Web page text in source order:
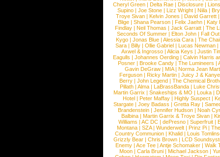
Cheryl Green |Delta Rae |Disclosure |
Supino |Joe Stone |Lizz Wright |Niila |
Troye Sivan | Kelvin Jones | David Garrett
Blige | Shana Pearson | Felix Jaehn | Katy
Findlay |Neil Thomas |Jack Garratt |The
Seconds Of Summer |Elton John |Fall
Kygo |Jonas Blue |Alessia Cara |The
Sara |Billy |Ollie Gabriel |Lucas Newman |
Axwel & Ingrosso | Alicia Keys | Justin
Eagulls |Johannes Oerding |Calvin Harris
Posner |Brooke Candy |The Lumineers |
Gavin DeGraw | MIA| Norma Jean
Ferguson | Ricky Martin | Juicy J &
Berry | John Legend | The Chemical
Pillath |Alma |LaBrassBanda |Luke
Martin Garrix | Snakeships & MO | Louka |
Hotel | Peter Maffay | Highly Suspect |
Stargate |Joey Badass |Gretta Ray |
Brandenstein |Jennifer Hudson |Noah
Balbina | Martin Garrix & Troye Sivan |
Williams |AC DC |dePresno |Superfruit |
Montana |SZA|Wunderwelt |Prinz Pi |
Country Communion | Khalid | Louis
Grizzly Bear | Chris Brown | LCD
Enemy | Ace Tee | Antje Schomaker | Walk
Moon |Carla Bruni |Michael Jackson |